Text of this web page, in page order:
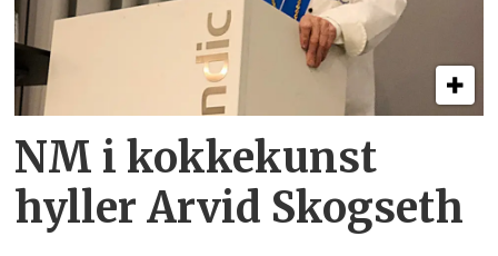
NM i kokkekunst
hyller Arvid Skogseth